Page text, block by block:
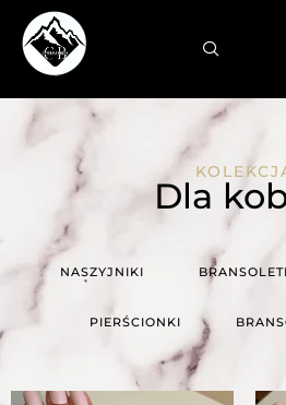
Przejdź
treści
Dla
NASZYJNIKI
PIERŚCIONKI